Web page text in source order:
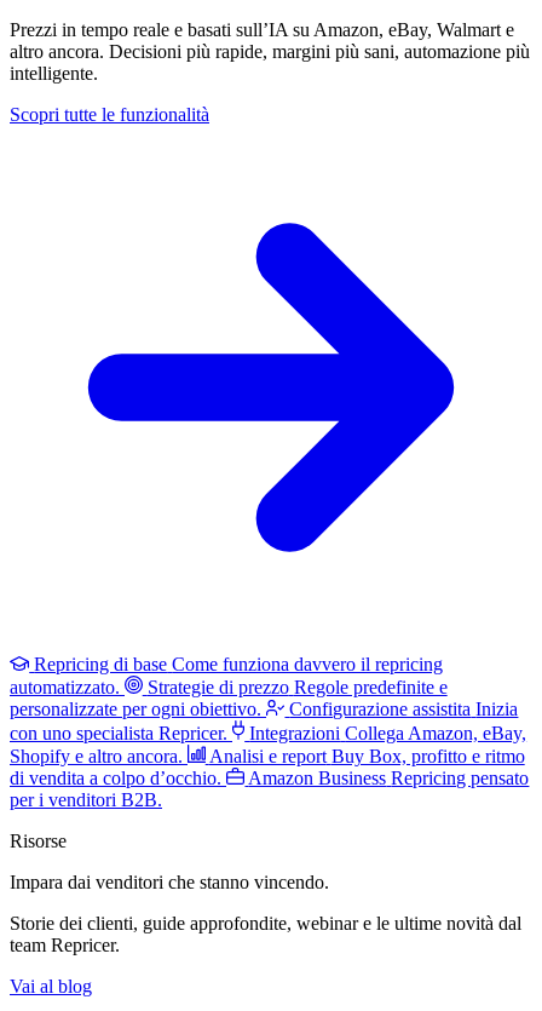
Prezzi in tempo reale e basati sull’IA su Amazon, eBay, Walmart e
altro ancora. Decisioni più rapide, margini più sani, automazione più
intelligente.
Scopri tutte le funzionalità
Repricing di base Come funziona davvero il repricing
automatizzato.
Strategie di prezzo Regole predefinite e
personalizzate per ogni obiettivo.
Configurazione assistita Inizia
con uno specialista Repricer.
Integrazioni Collega Amazon, eBay,
Shopify e altro ancora.
Analisi e report Buy Box, profitto e ritmo
di vendita a colpo d’occhio.
Amazon Business Repricing pensato
per i venditori B2B.
Risorse
Impara dai venditori che stanno vincendo.
Storie dei clienti, guide approfondite, webinar e le ultime novità dal
team Repricer.
Vai al blog